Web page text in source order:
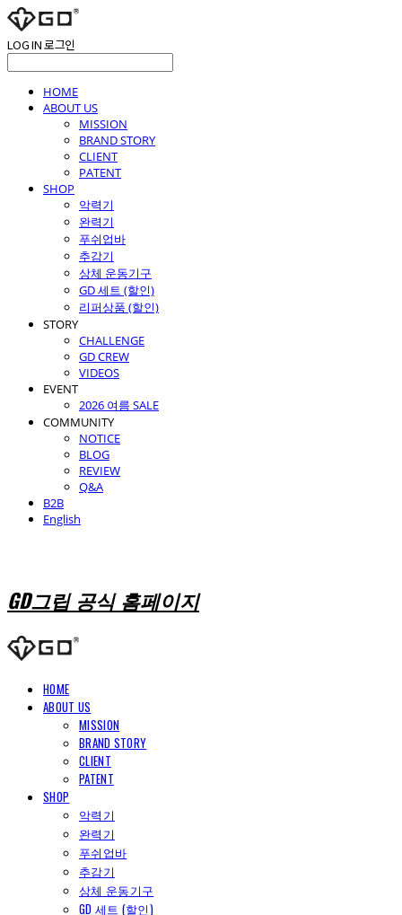
LOG IN로그인
HOME
ABOUT US
MISSION
BRAND STORY
CLIENT
PATENT
SHOP
악력기
완력기
푸쉬업바
추감기
상체 운동기구
GD 세트 (할인)
리퍼상품 (할인)
STORY
CHALLENGE
GD CREW
VIDEOS
EVENT
2026 여름 SALE
COMMUNITY
NOTICE
BLOG
REVIEW
Q&A
B2B
English
GD그립 공식 홈페이지
HOME
ABOUT US
MISSION
BRAND STORY
CLIENT
PATENT
SHOP
악력기
완력기
푸쉬업바
추감기
상체 운동기구
GD 세트 (할인)